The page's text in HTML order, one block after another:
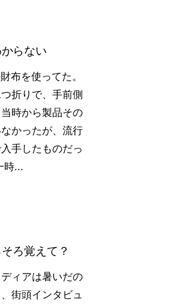
らない
布を使ってた。
折りで、手前側
時から製品その
かったが、流行
手したものだっ
時...
ろ覚えて？
ィアは暑いだの
街頭インタビュ